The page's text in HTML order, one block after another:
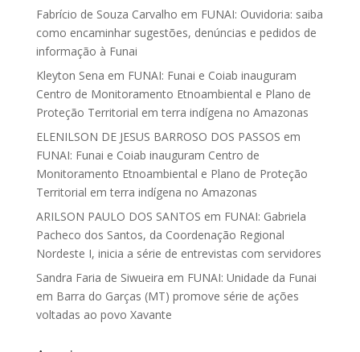
Fabrício de Souza Carvalho em FUNAI: Ouvidoria: saiba
como encaminhar sugestões, denúncias e pedidos de
informação à Funai
Kleyton Sena em FUNAI: Funai e Coiab inauguram
Centro de Monitoramento Etnoambiental e Plano de
Proteção Territorial em terra indígena no Amazonas
ELENILSON DE JESUS BARROSO DOS PASSOS em
FUNAI: Funai e Coiab inauguram Centro de
Monitoramento Etnoambiental e Plano de Proteção
Territorial em terra indígena no Amazonas
ARILSON PAULO DOS SANTOS em FUNAI: Gabriela
Pacheco dos Santos, da Coordenação Regional
Nordeste I, inicia a série de entrevistas com servidores
Sandra Faria de Siwueira em FUNAI: Unidade da Funai
em Barra do Garças (MT) promove série de ações
voltadas ao povo Xavante